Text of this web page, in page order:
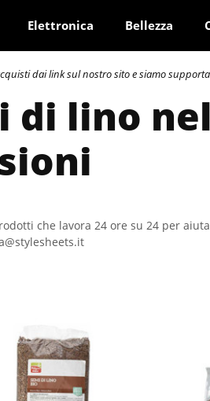
Elettronica Bellezza
dai link sul nostro sito e siamo
lino
che lavora 24 ore su 24 per